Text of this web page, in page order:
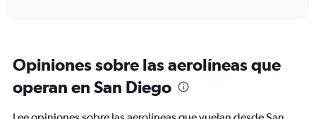
of
flights.
Opiniones sobre las aerolíneas que
operan en San Diego